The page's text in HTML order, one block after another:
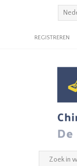
REGISTREREN